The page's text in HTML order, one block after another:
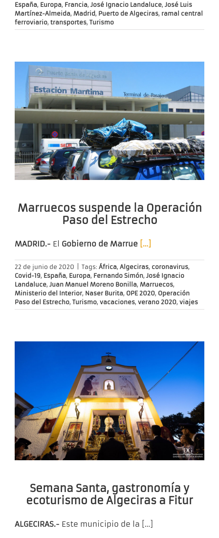
España, Europa, Francia, José Ignacio Landaluce, José Luis
Martínez-Almeida, Madrid , Puerto de Algeciras, ramal central
ferroviario, transportes, Turismo
Marruecos suspende la Operación
Paso del Estrecho
MADRID.- El Gobierno de Marrue […]
22 de junio de 2020 Tags: África, Algeciras, coronavirus,
Covid-19, España, Europa, Fernando Simón, José Ignacio
Landaluce, Juan Manuel Moreno Bonilla, Marruecos,
Ministerio del Interior, Naser Burita, OPE 2020, Operación
Paso del Estrecho, Turismo, vacaciones, verano 2020, viajes
Semana Santa, gastronomía y
ecoturismo de Algeciras a Fitur
ALGECIRAS.- Este municipio de la […]